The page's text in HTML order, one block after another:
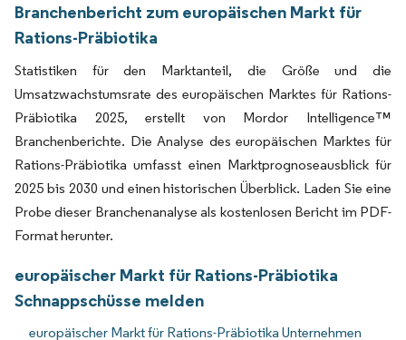
Branchenbericht zum europäischen Markt für
Rations-Präbiotika
Statistiken für den Marktanteil, die Größe und die
Umsatzwachstumsrate des europäischen Marktes für Rations-
Präbiotika 2025, erstellt von Mordor Intelligence™
Branchenberichte. Die Analyse des europäischen Marktes für
Rations-Präbiotika umfasst einen Marktprognoseausblick für
2025 bis 2030 und einen historischen Überblick. Laden Sie eine
Probe dieser Branchenanalyse als kostenlosen Bericht im PDF-
Format herunter.
europäischer Markt für Rations-Präbiotika
Schnappschüsse melden
europäischer Markt für Rations-Präbiotika Unternehmen